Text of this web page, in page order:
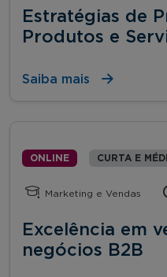
Estratégias de
Produtos e
Saiba mais
ONLINE CURTA E
Marketing e Vendas
Excelência em
negócios B2B